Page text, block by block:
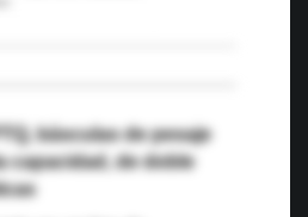
básculas de pesaje
capacidad, de doble